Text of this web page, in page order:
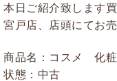
本日ご紹介致します
宮戸店、店頭にてお
商品名：コスメ 化
状態：中古